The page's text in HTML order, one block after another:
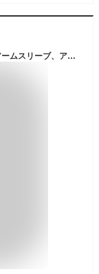
RAPDOM タクティカルユニセックス大人用圧縮アームスリーブ、アメリカ、ブラック Large/X-Large ブラック